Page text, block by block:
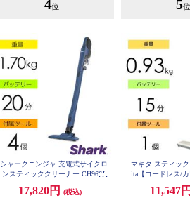
4位
シャークニンジャ 充電式サイクロ
ンスティッククリーナー CH966J
ス/ブルージーン】 CH966JBJ
17,820円
(税込)
5位
マキタ スティッ
ita【コードレス/
11,547円